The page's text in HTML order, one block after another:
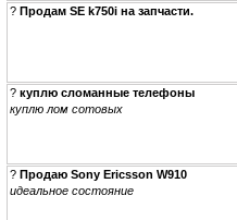
? Продам SE k750i на запчасти.
? куплю сломанные телефоны
куплю лом сотовых
? Продаю Sony Ericsson W910
идеальное состояние